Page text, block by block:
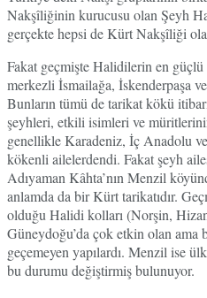
Nakşîliğinin kurucusu olan Şeyh
gerçekte hepsi de Kürt Nakşîliği
Fakat geçmişte Halidilerin en
merkezli İsmailağa, İskenderpaşa
Bunların tümü de tarikat kökü
şeyhleri, etkili isimleri ve
genellikle Karadeniz, İç Anadolu
kökenli ailelerdendi. Fakat şeyh
Adıyaman Kâhta’nın Menzil
anlamda da bir Kürt tarikatıdır.
olduğu Halidi kolları (Norşin,
Güneydoğu’da çok etkin olan ama
geçemeyen yapılardı. Menzil ise
bu durumu değiştirmiş bulunuyor.